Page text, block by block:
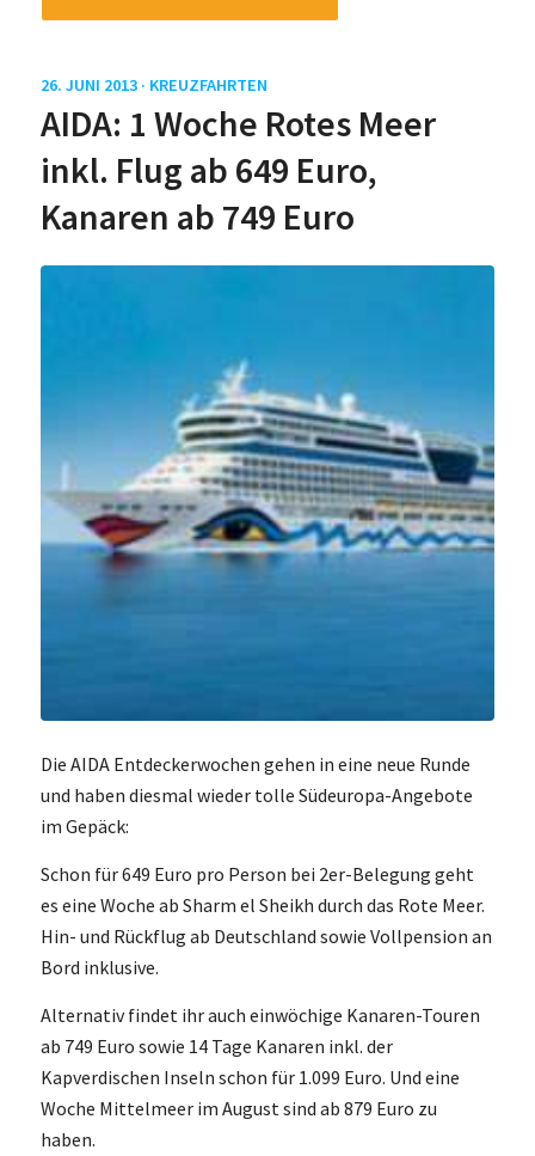
26. JUNI 2013 · KREUZFAHRTEN
AIDA: 1 Woche Rotes Meer
inkl. Flug ab 649 Euro,
Kanaren ab 749 Euro
Die AIDA Entdeckerwochen gehen in eine neue Runde
und haben diesmal wieder tolle Südeuropa-Angebote
im Gepäck:
Schon für 649 Euro pro Person bei 2er-Belegung geht
es eine Woche ab Sharm el Sheikh durch das Rote Meer.
Hin- und Rückflug ab Deutschland sowie Vollpension an
Bord inklusive.
Alternativ findet ihr auch einwöchige Kanaren-Touren
ab 749 Euro sowie 14 Tage Kanaren inkl. der
Kapverdischen Inseln schon für 1.099 Euro. Und eine
Woche Mittelmeer im August sind ab 879 Euro zu
haben.